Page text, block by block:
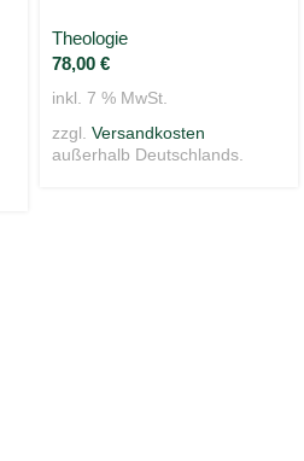
Theologie
78,00 €
inkl. 7 % MwSt.
zzgl. Versandkosten
außerhalb Deutschlands.